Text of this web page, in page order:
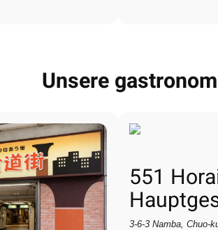
Unsere
551
3‑6‑3 Namba,